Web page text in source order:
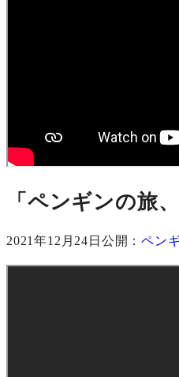
「ペンギンの旅
2021年12月24日公開：ペン